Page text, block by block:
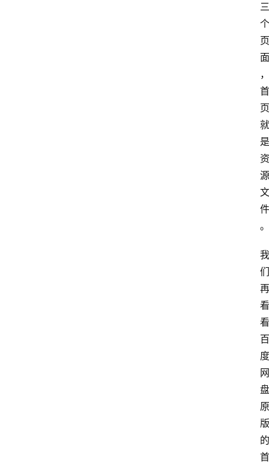
三
个
页
面
，
首
页
就
是
资
源
文
件
。
我
们
再
看
看
百
度
网
盘
原
版
的
首